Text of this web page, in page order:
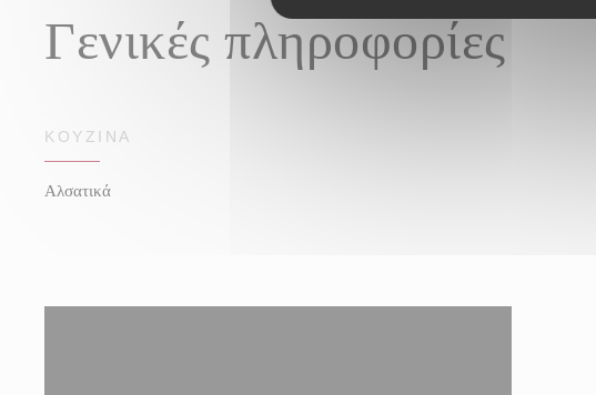
Γενικές πληροφορίες
ΚΟΥΖΊΝΑ
Αλσατικά